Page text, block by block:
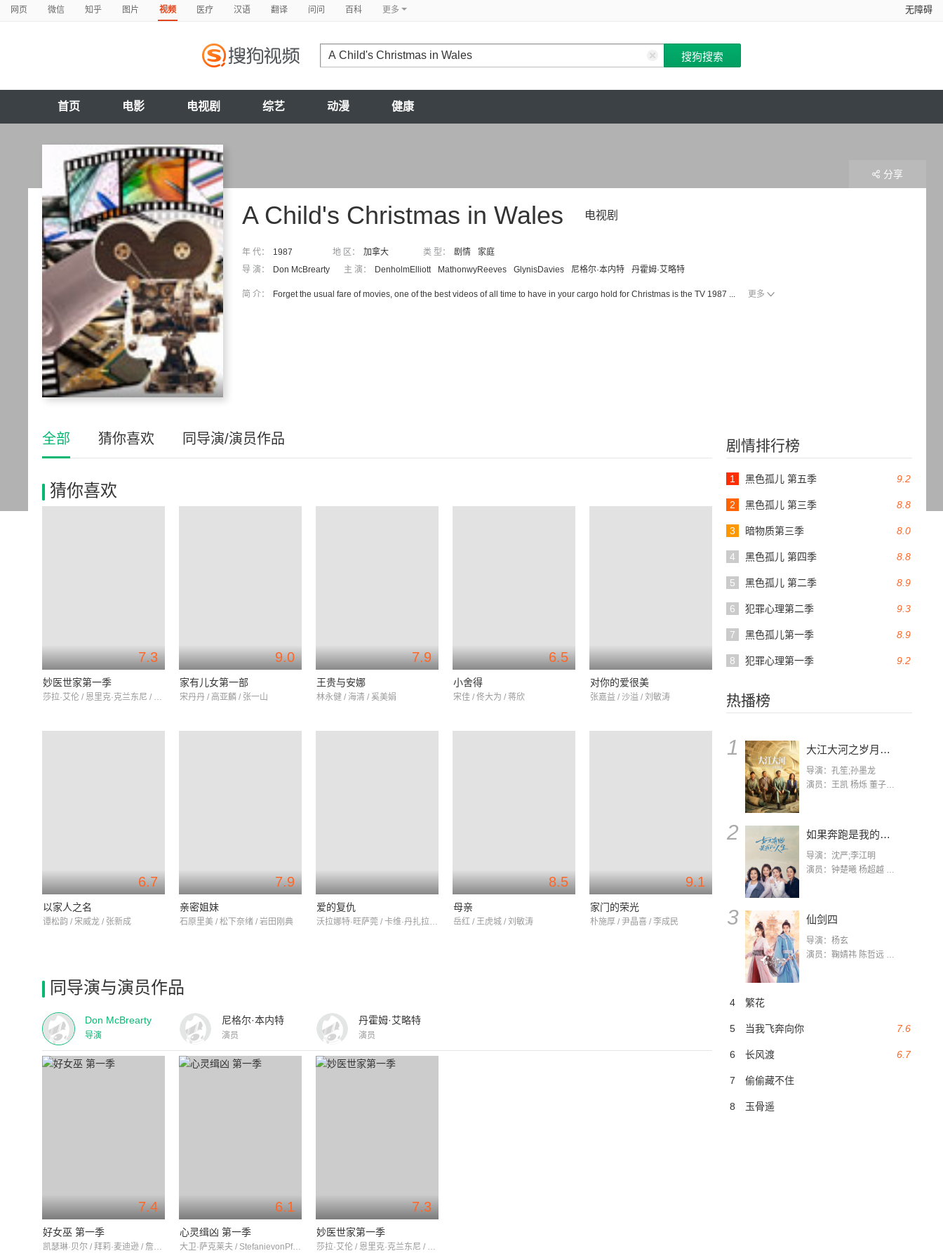
网页 微信 知乎 图片 视频 医疗 汉语 翻译 问问 百科 更多 无障碍
首页 电影 电视剧 综艺 动漫 健康
电视剧
A Child's Christmas in Wales
年 代： 1987 地 区： 加拿大 类 型： 剧情
家庭
导 演：
Don McBrearty 主 演： DenholmElliott MathonwyReeves GlynisDavies 尼格尔·本内特 丹霍姆·艾略特
简 介： Forget the usual fare of movies, one of the best videos of all time to have in your cargo hold for Christmas is the TV 1987 ... 更多
分享
剧情排行榜
9.2
1 黑色孤儿 第五季
8.8
2 黑色孤儿 第三季
8.0
3 暗物质第三季
8.8
4 黑色孤儿 第四季
8.9
5 黑色孤儿 第二季
9.3
6 犯罪心理第二季
8.9
7 黑色孤儿第一季
9.2
8 犯罪心理第一季
热播榜
1 大江大河之岁月如歌
导演：孔笙;孙墨龙
演员：王凯 杨烁 董子健 杨采钰 张佳宁 练练 林栋甫 房子斌
2 如果奔跑是我的人生
导演：沈严;李江明
演员：钟楚曦 杨超越 许娣 陈小艺 侯雯元 宋洋 王宥钧 李添诺
3 仙剑四
导演：杨玄
演员：鞠婧祎 陈哲远 茅子俊 毛晓慧 王媛可 张志浩 林枫松 张帆（演员）
4 繁花
7.6
5 当我飞奔向你
6.7
6 长风渡
7 偷偷藏不住
8 玉骨遥
全部 猜你喜欢 同导演/演员作品
猜你喜欢
7.3
妙医世家第一季
莎拉·艾伦 / 恩里克·克兰东尼 / 莎拉·坎宁
9.0
家有儿女第一部
宋丹丹 / 高亚麟 / 张一山
7.9
王贵与安娜
林永健 / 海清 / 奚美娟
6.5
小舍得
宋佳 / 佟大为 / 蒋欣
对你的爱很美
张嘉益 / 沙溢 / 刘敏涛
6.7
以家人之名
谭松韵 / 宋威龙 / 张新成
7.9
亲密姐妹
石原里美 / 松下奈绪 / 岩田刚典
爱的复仇
沃拉娜特·旺萨莞 / 卡维·丹扎拉岚 / 威-艾尔·桑格林
8.5
母亲
岳红 / 王虎城 / 刘敏涛
9.1
家门的荣光
朴施厚 / 尹晶喜 / 李成民
同导演与演员作品
Don McBrearty
导演
尼格尔·本内特
演员
丹霍姆·艾略特
演员
7.4
好女巫 第一季
凯瑟琳·贝尔 / 拜莉·麦迪逊 / 詹姆斯·丹顿
6.1
心灵缉凶 第一季
大卫·萨克莱夫 / StefanievonPfetten / 路易莎·德奥维拉
7.3
妙医世家第一季
莎拉·艾伦 / 恩里克·克兰东尼 / 莎拉·坎宁